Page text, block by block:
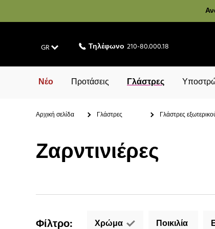
GR Τηλέφωνο 210-80.000.18
Νέο Προτάσεις Γλάστρες
Αρχική σελίδα Γλάστρες Γλάστρες
Ζαρντινιέρες
Φίλτρο: Χρώμα Ποικιλία